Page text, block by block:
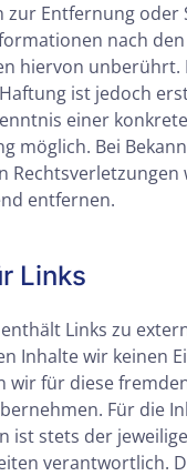
zur Entfernung oder
nach
hiervon unberührt.
ist jedoch
einer
möglich. Bei
Rechtsverletzungen
entfernen.
Links
Links zu
Inhalte wir keinen
wir für diese
Für die
ist stets der
verantwortlich.